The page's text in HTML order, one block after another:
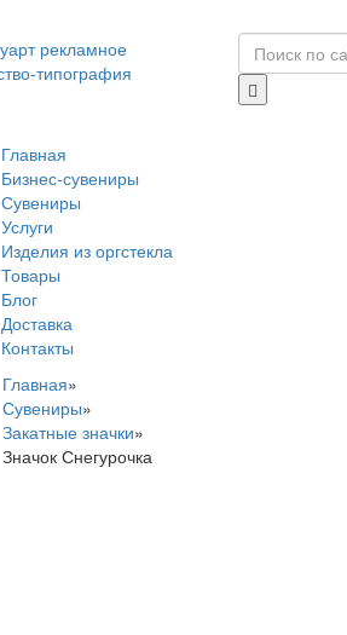
Главная
Бизнес-сувениры
Сувениры
Услуги
Изделия из оргстекла
Товары
Блог
Доставка
Контакты
Главная»
Сувениры»
Закатные значки»
Значок Снегурочка